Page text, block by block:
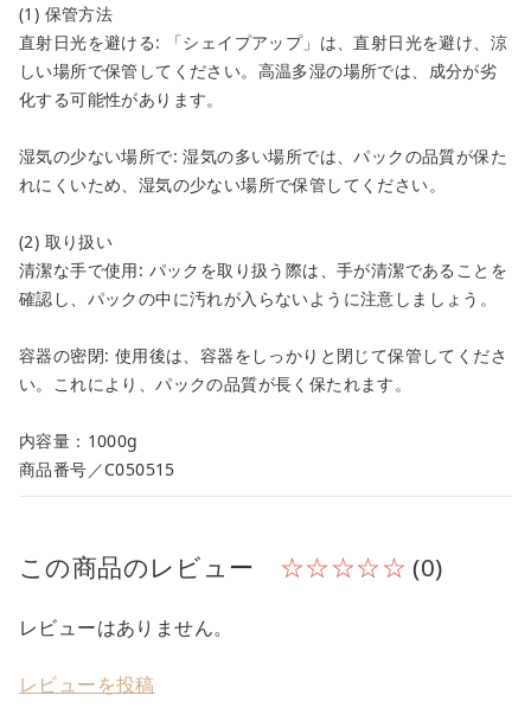
(1) 保管方法
直射日光を避ける: 「シェイプアップ」は、直射日光を避け、涼
しい場所で保管してください。高温多湿の場所では、成分が劣
化する可能性があります。
湿気の少ない場所で: 湿気の多い場所では、パックの品質が保た
れにくいため、湿気の少ない場所で保管してください。
(2) 取り扱い
清潔な手で使用: パックを取り扱う際は、手が清潔であることを
確認し、パックの中に汚れが入らないように注意しましょう。
容器の密閉: 使用後は、容器をしっかりと閉じて保管してくださ
い。これにより、パックの品質が長く保たれます。
内容量：1000g
商品番号／C050515
この商品のレビュー ☆☆☆☆☆(0)
レビューはありません。
レビューを投稿